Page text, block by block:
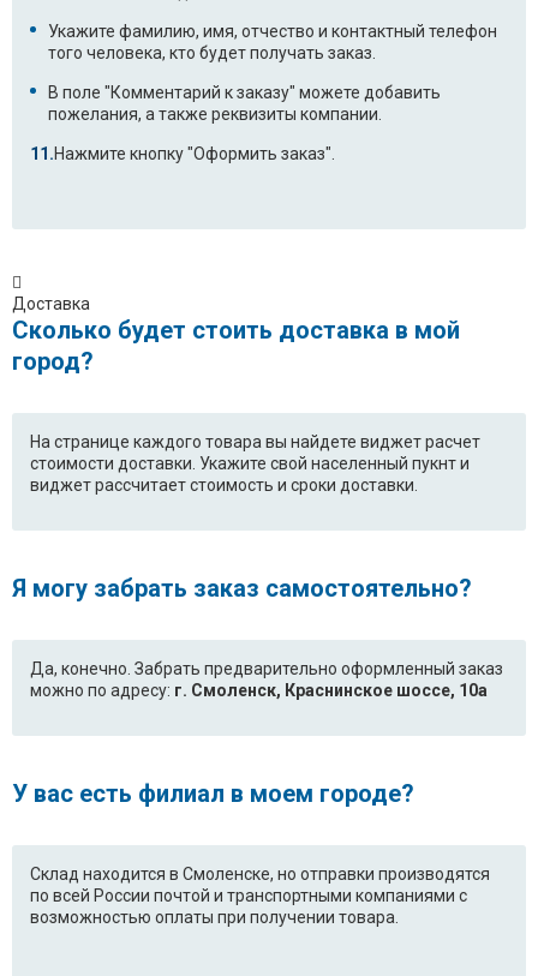
Укажите фамилию, имя, отчество и контактный телефон
того человека, кто будет получать заказ.
В поле "Комментарий к заказу" можете добавить
пожелания, а также реквизиты компании.
Нажмите кнопку "Оформить заказ".
Доставка
Сколько будет стоить доставка в мой
город?
На странице каждого товара вы найдете виджет расчет
стоимости доставки. Укажите свой населенный пукнт и
виджет рассчитает стоимость и сроки доставки.
Я могу забрать заказ самостоятельно?
Да, конечно. Забрать предварительно оформленный заказ
можно по адресу: г. Смоленск, Краснинское шоссе, 10а
У вас есть филиал в моем городе?
Склад находится в Смоленске, но отправки производятся
по всей России почтой и транспортными компаниями с
возможностью оплаты при получении товара.